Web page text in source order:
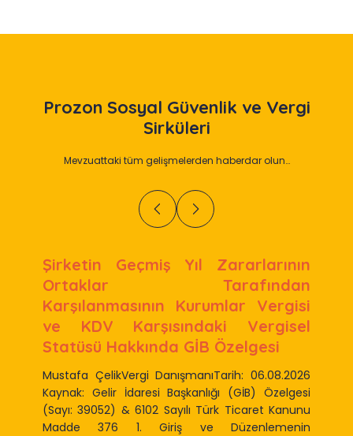
Prozon Sosyal Güvenlik ve Vergi
Sirküleri
Mevzuattaki tüm gelişmelerden haberdar olun…
Şirketin Geçmiş Yıl Zararlarının
Ortaklar Tarafından
Karşılanmasının Kurumlar Vergisi
ve KDV Karşısındaki Vergisel
Statüsü Hakkında GİB Özelgesi
Mustafa ÇelikVergi DanışmanıTarih: 06.08.2026
Kaynak: Gelir İdaresi Başkanlığı (GİB) Özelgesi
(Sayı: 39052) & 6102 Sayılı Türk Ticaret Kanunu
Madde 376 1. Giriş ve Düzenlemenin